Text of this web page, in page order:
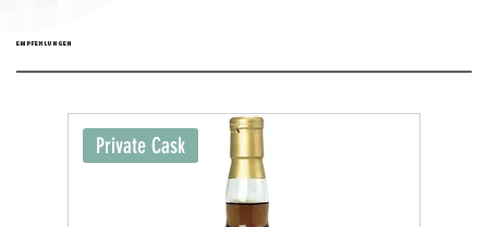
EMPFEHLUNGEN
Private Cask